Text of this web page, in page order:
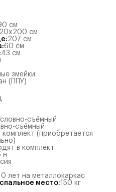
см
см
:207 см
:60 см
:43 см
змейки
(ППУ)
съёмный
съёмный
комплект (приобретается
в комплект
н
лет на металлокаркас
место:150 кг